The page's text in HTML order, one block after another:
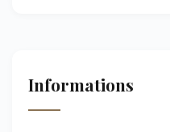
Informations